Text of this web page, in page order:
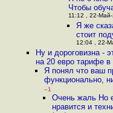
Чтобы
11:12 , 22-
Я же
стоит
12:04 , 22-
Ну и дороговизна -
на 20 евро тарифе в
Я понял что ваш
функционально,
–1
Очень жаль Но
нравится и